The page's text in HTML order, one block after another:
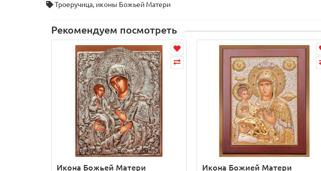
Троеручица, иконы Божьей Матери
Рекомендуем посмотреть
Икона Божьей Матери
Икона Божией Матери